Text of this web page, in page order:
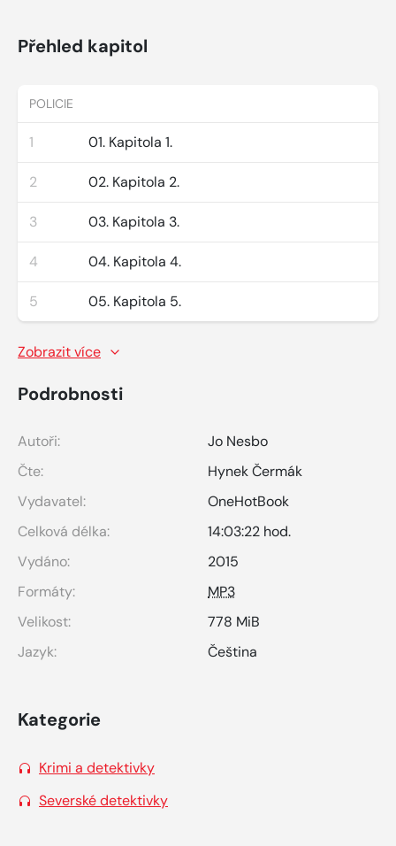
Přehled kapitol
POLICIE
1 01. Kapitola 1.
2 02. Kapitola 2.
3 03. Kapitola 3.
4 04. Kapitola 4.
5 05. Kapitola 5.
Zobrazit více
Podrobnosti
Autoři:
Jo Nesbo
Čte:
Hynek Čermák
Vydavatel:
OneHotBook
Celková délka:
14:03:22 hod.
Vydáno:
2015
Formáty:
MP3
Velikost:
778 MiB
Jazyk:
Čeština
Kategorie
Krimi a detektivky
Severské detektivky